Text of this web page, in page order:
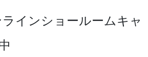
インショールームキャ